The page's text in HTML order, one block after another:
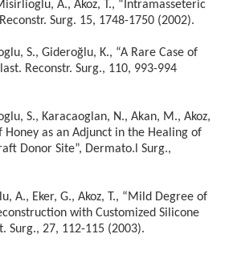
A., Akoz, T., “Intramasseteric
Surg. 15, 1748-1750 (2002).
S., Gideroğlu, K., “A Rare Case of
Reconstr. Surg., 110, 993-994
S., Karacaoglan, N., Akan, M., Akoz,
Honey as an Adjunct in the Healing of
Donor Site”, Dermato.l Surg.,
A., Eker, G., Akoz, T., “Mild Degree of
with Customized Silicone
Surg., 27, 112-115 (2003).